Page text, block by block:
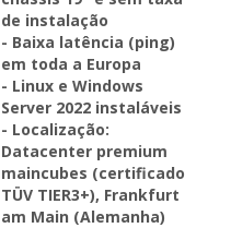
de instalação
- Baixa latência (ping)
em toda a Europa
- Linux e Windows
Server 2022 instaláveis
- Localização:
Datacenter premium
maincubes (certificado
TÜV TIER3+), Frankfurt
am Main (Alemanha)